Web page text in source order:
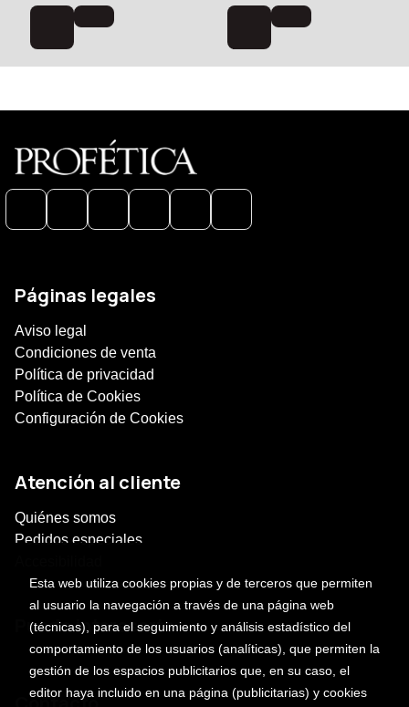
Páginas legales
Aviso legal
Condiciones de venta
Política de privacidad
Política de Cookies
Configuración de Cookies
Atención al cliente
Quiénes somos
Pedidos especiales
Puede interesarte
Esta web utiliza cookies propias y de terceros que permiten
al usuario la navegación a través de una página web
(técnicas), para el seguimiento y análisis estadístico del
comportamiento de los usuarios (analíticas), que permiten la
gestión de los espacios publicitarios que, en su caso, el
editor haya incluido en una página (publicitarias) y cookies